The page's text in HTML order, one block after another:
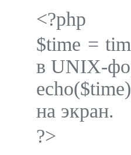
<?php
$time =
в UNIX-
на экран.
?>